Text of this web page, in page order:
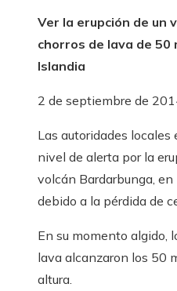
Ver la erupción de un
chorros de lava de 50
Islandia
2 de septiembre de
Las autoridades locales
nivel de alerta por la
volcán Bardarbunga, en
debido a la pérdida de
En su momento algido,
lava alcanzaron los 50
altura.